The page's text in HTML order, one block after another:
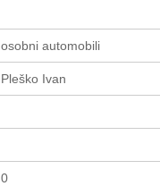
osobni automobili
Pleško Ivan
0